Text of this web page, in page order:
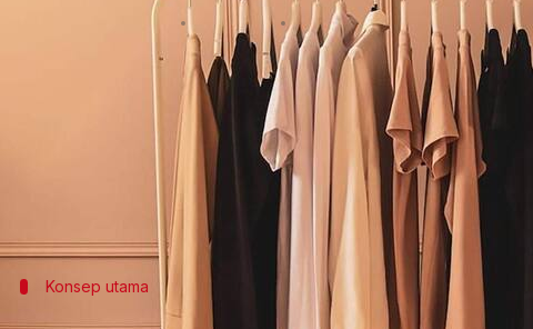
Apr 23, 2024 12:48 pm
Di dunia yang penuh dengan fesyen cepat dan tren
Pendekatan minimalis ini tidak hanya merapikan
Konsep utama
Konsep lemari pakaian kapsul